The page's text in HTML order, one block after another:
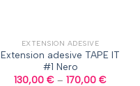
EXTENSION ADESIVE
Extension adesive TAPE IT
#1 Nero
130,00 € – 170,00 €